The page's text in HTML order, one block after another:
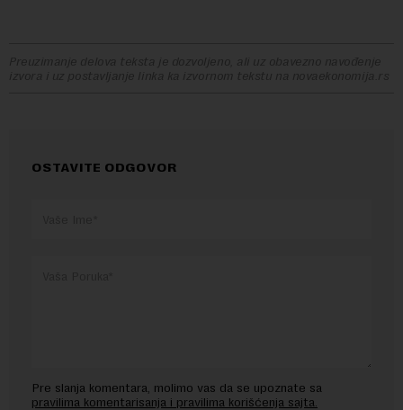
Preuzimanje delova teksta je dozvoljeno, ali uz obavezno navođenje
izvora i uz postavljanje linka ka izvornom tekstu na novaekonomija.rs
OSTAVITE ODGOVOR
Pre slanja komentara, molimo vas da se upoznate sa
pravilima komentarisanja i pravilima korišćenja sajta.